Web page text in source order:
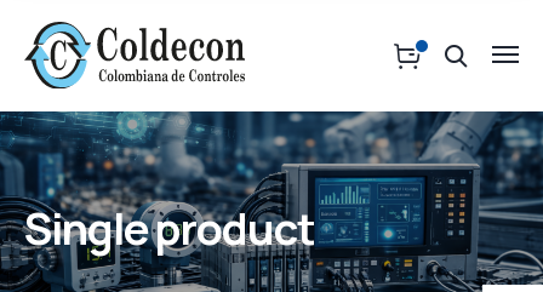
Single product